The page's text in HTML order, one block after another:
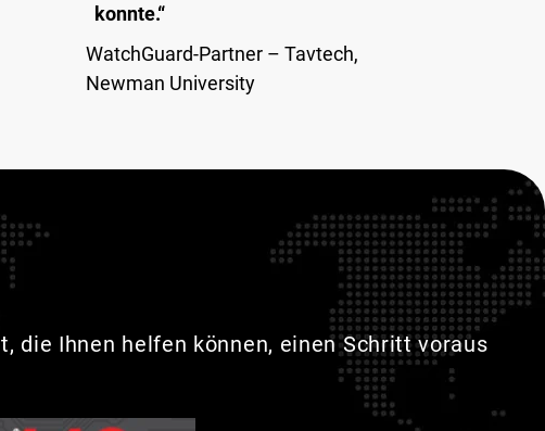
konnte.“
WatchGuard-Partner – Tavtech,
Newman University
die Ihnen helfen können, einen Schritt voraus